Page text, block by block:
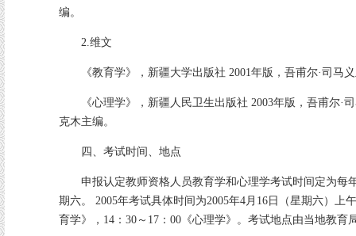
编。
2.维文
《教育学》，新疆大学出版社 2001年版，吾甫尔·司马
《心理学》，新疆人民卫生出版社 2003年版，吾甫尔·司
克木主编。
四、考试时间、地点
申报认定教师资格人员教育学和心理学考试时间定为每
期六。 2005年考试具体时间为2005年4月16日（星期六）上
育学》，14：30～17：00《心理学》。考试地点由当地教育